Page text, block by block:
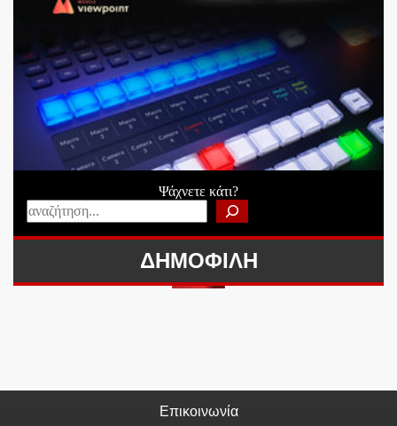
Ψάχνετε κάτι?
ΔΗΜΟΦΙΛΗ
Επικοινωνία